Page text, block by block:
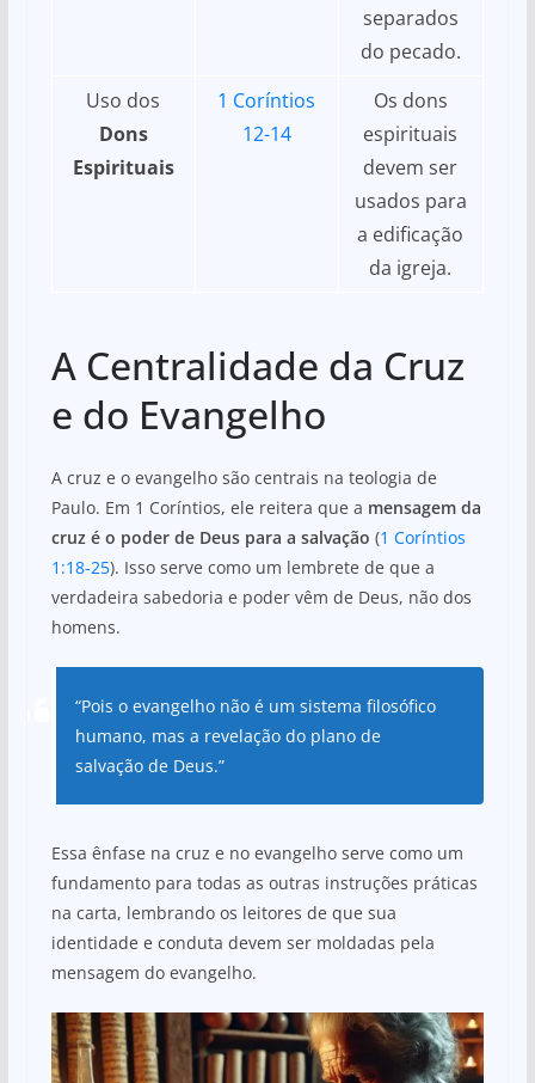
separados
do pecado.
Uso dos
Dons
Espirituais
1 Coríntios
12-14
Os dons
espirituais
devem ser
usados para
a edificação
da igreja.
A Centralidade da Cruz
e do Evangelho
A cruz e o evangelho são centrais na teologia de
Paulo. Em 1 Coríntios, ele reitera que a mensagem da
cruz é o poder de Deus para a salvação (1 Coríntios
1:18-25). Isso serve como um lembrete de que a
verdadeira sabedoria e poder vêm de Deus, não dos
homens.
“Pois o evangelho não é um sistema filosófico
humano, mas a revelação do plano de
salvação de Deus.”
Essa ênfase na cruz e no evangelho serve como um
fundamento para todas as outras instruções práticas
na carta, lembrando os leitores de que sua
identidade e conduta devem ser moldadas pela
mensagem do evangelho.